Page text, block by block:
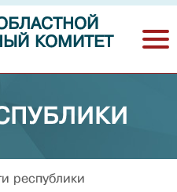
КОМИТЕТ
республики